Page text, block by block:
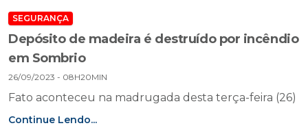
SEGURANÇA
Depósito de madeira é destruído por incêndio
em Sombrio
26/09/2023 - 08H20MIN
Fato aconteceu na madrugada desta terça-feira (26)
Continue Lendo...